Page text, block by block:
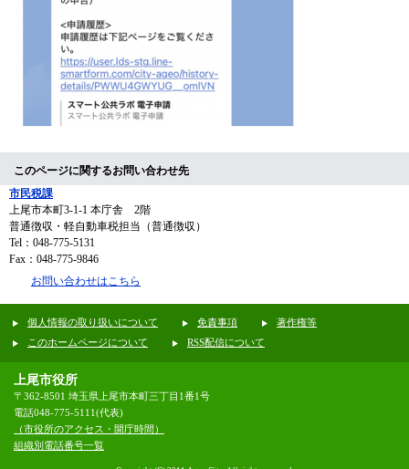
このページに関するお問い合わせ先
市民税課
上尾市本町3-1-1 本庁舎 2階
普通徴収・軽自動車税担当（普通徴収）
Tel：048-775-5131
Fax：048-775-9846
お問い合わせはこちら
個人情報の取り扱いについて 免責事項
著作権等
このホームページについて
RSS配信について
上尾市役所
〒362-8501 埼玉県上尾市本町三丁目1番1号
電話048-775-5111(代表)
（市役所のアクセス・開庁時間）
組織別電話番号一覧